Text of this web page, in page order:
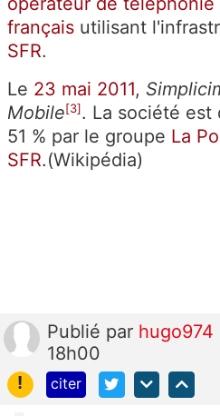
français utilisant
SFR.
Le 23 mai 2011,
Mobile[3]. La société est
51 % par le groupe La
SFR.(Wikipédia)
Publié par hugo974
18h00
!
citer